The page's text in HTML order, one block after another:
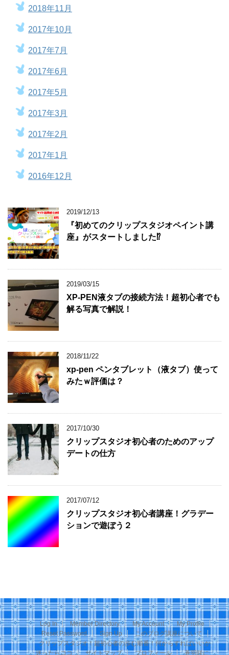
2018年11月
2017年10月
2017年7月
2017年6月
2017年5月
2017年3月
2017年2月
2017年1月
2016年12月
2019/12/13
『初めてのクリップスタジオペイント講
座』がスタートしました⁉
2019/03/15
XP-PEN液タブの接続方法！超初心者でも
解る写真で解説！
2018/11/22
xp-pen ペンタブレット（液タブ）使って
みたｗ評価は？
2017/10/30
クリップスタジオ初心者のためのアップ
デートの仕方
2017/07/12
クリップスタジオ初心者講座！グラデー
ションで遊ぼう２
Log In Member Directory My Account
My Profile
Reset Password
Sign Up
このブログ講座について
クリップスタジオ！超初心者の歩む順番！何からすればいいか
迷ったらココ
サイトマップ プロフィール 蒼羽咲に